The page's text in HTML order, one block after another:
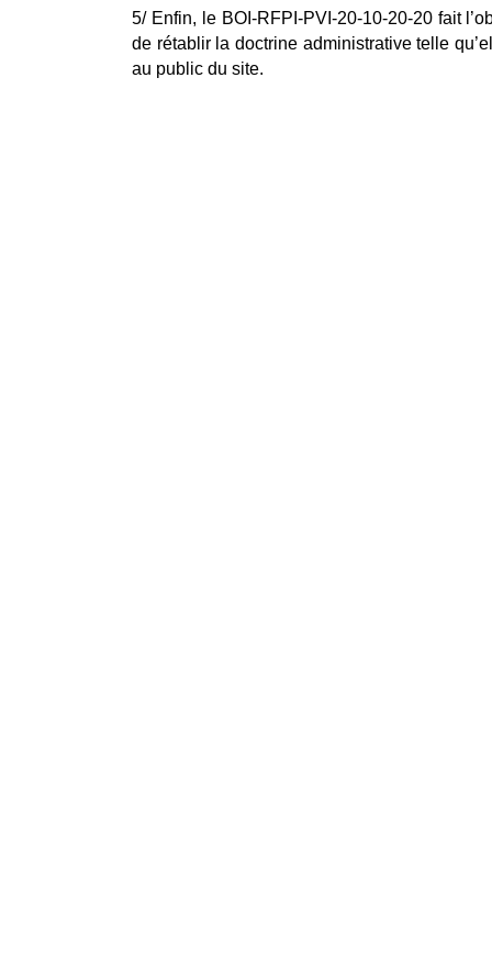
5/ Enfin, le BOI-RFPI-PVI-20-10-20-20 fait
de rétablir la doctrine administrative telle
au public du site.